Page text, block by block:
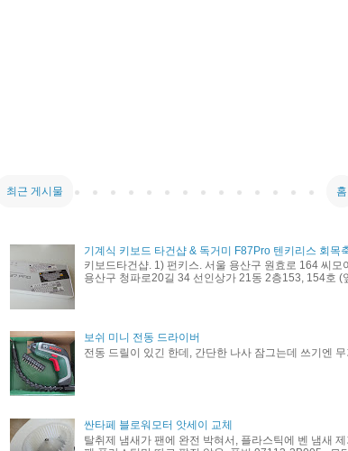
최근 게시물 홈
기계식 키보드 타건샵 & 독거미 F87Pro 텐키리스 회목
키보드타건샵. 1) 펀키스. 서울 용산구 원효로 164 씨
용산구 청파로20길 34 선인상가 21동 2층153, 154호 (
보쉬 미니 전동 드라이버
전동 드릴이 있긴 한데, 간단한 나사 잠그는데 쓰기엔 무
싼타페 블로워모터 앗세이 교체
탈취제 냄새가 팬에 완전 박혀서, 플라스틱에 벤 냄새